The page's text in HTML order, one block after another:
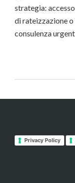
strategia:
di rateizzazione
consulenza
Privacy Policy